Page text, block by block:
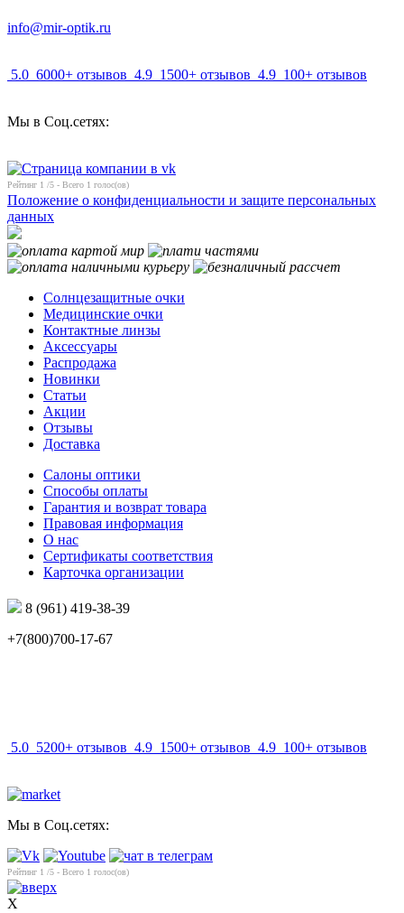
info@mir-optik.ru
5.0 6000+ отзывов 4.9 1500+ отзывов 4.9 100+ отзывов
Мы в Соц.сетях:
Рейтинг 1 /5 - Всего 1 голос(ов)
Положение о конфиденциальности и защите персональных
данных
Солнцезащитные очки
Медицинские очки
Контактные линзы
Аксессуары
Распродажа
Новинки
Статьи
Акции
Отзывы
Доставка
Салоны оптики
Способы оплаты
Гарантия и возврат товара
Правовая информация
О нас
Сертификаты соответствия
Карточка организации
8 (961) 419-38-39
+7(800)700-17-67
5.0 5200+ отзывов 4.9 1500+ отзывов 4.9 100+ отзывов
Мы в Соц.сетях:
Рейтинг 1 /5 - Всего 1 голос(ов)
X